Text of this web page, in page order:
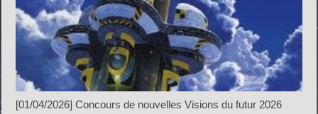
[01/04/2026] Concours de nouvelles Visions du futur 2026